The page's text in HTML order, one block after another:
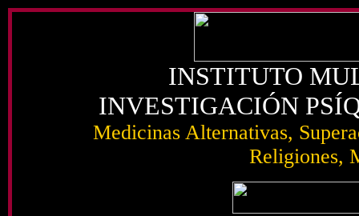
INSTITUTO
INVESTIGACIÓN
Medicinas Alternativas,
Religiones,